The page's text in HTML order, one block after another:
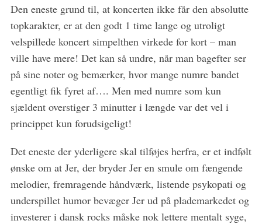
Den eneste grund til, at koncerten ikke får den absolutte
topkarakter, er at den godt 1 time lange og utroligt
velspillede koncert simpelthen virkede for kort – man
ville have mere! Det kan så undre, når man bagefter ser
på sine noter og bemærker, hvor mange numre bandet
egentligt fik fyret af…. Men med numre som kun
sjældent overstiger 3 minutter i længde var det vel i
princippet kun forudsigeligt!
Det eneste der yderligere skal tilføjes herfra, er et indfølt
ønske om at Jer, der bryder Jer en smule om fængende
melodier, fremragende håndværk, listende psykopati og
underspillet humor bevæger Jer ud på plademarkedet og
investerer i dansk rocks måske nok lettere mentalt syge,